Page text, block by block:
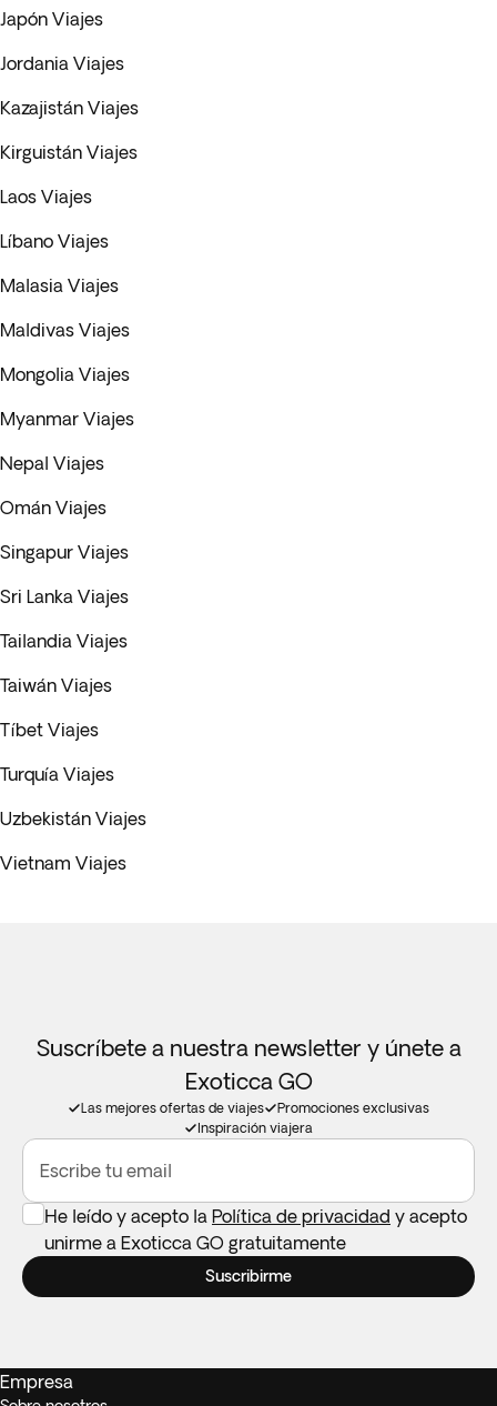
Japón Viajes
Jordania Viajes
Kazajistán Viajes
Kirguistán Viajes
Laos Viajes
Líbano Viajes
Malasia Viajes
Maldivas Viajes
Mongolia Viajes
Myanmar Viajes
Nepal Viajes
Omán Viajes
Singapur Viajes
Sri Lanka Viajes
Tailandia Viajes
Taiwán Viajes
Tíbet Viajes
Turquía Viajes
Uzbekistán Viajes
Vietnam Viajes
Suscríbete a nuestra newsletter y únete a
Exoticca GO
Las mejores ofertas de viajes
Promociones exclusivas
Inspiración viajera
Escribe tu email
He leído y acepto la Política de privacidad y acepto
unirme a Exoticca GO gratuitamente
Suscribirme
Empresa